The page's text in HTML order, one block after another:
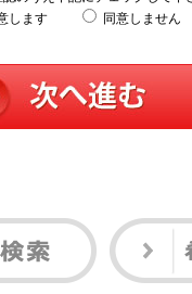
します
同意しません